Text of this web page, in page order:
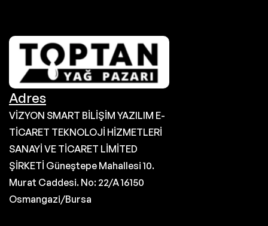
Adres
VİZYON SMART BİLİŞİM YAZILIM E-
TİCARET TEKNOLOJİ HİZMETLERİ
SANAYİ VE TİCARET LİMİTED
ŞİRKETİ Güneştepe Mahallesi 10.
Murat Caddesi. No: 22/A 16150
Osmangazi/Bursa